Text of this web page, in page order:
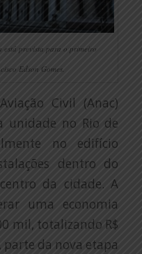
prevista para o primeiro
Edson Gomes.
Civil (Anac)
unidade no Rio de
no edifício
dentro do
da cidade. A
uma economia
mil, totalizando R$
parte da nova etapa